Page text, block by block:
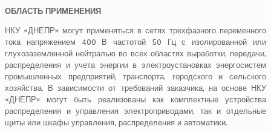
ОБЛАСТЬ ПРИМЕНЕНИЯ
НКУ «ДНЕПР» могут применяться в сетях трехфазного переменного
тока напряжением 400 В частотой 50 Гц с изолированной или
глухозаземленной нейтралью во всех областях выработки, передачи,
распределения и учета энергии в электроустановках энергосистем
промышленных предприятий, транспорта, городского и сельского
хозяйства. В зависимости от требований заказчика, на основе НКУ
«ДНЕПР» могут быть реализованы как комплектные устройства
распределения и управления электроприводами, так и отдельные
щиты или шкафы управления, распределения и автоматики.